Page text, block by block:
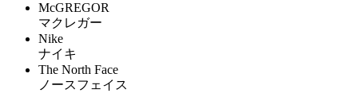
McGREGOR
マクレガー
Nike
ナイキ
The North Face
ノースフェイス